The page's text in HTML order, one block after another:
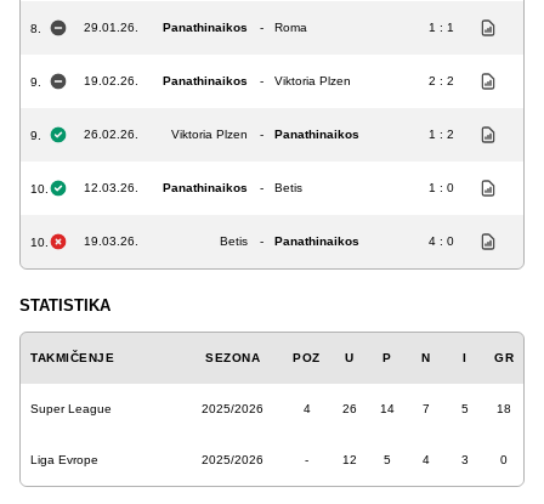
8. 29.01.26. Panathinaikos - Roma 1 : 1
9. 19.02.26. Panathinaikos - Viktoria Plzen 2 : 2
9. 26.02.26. Viktoria Plzen - Panathinaikos 1 : 2
10. 12.03.26. Panathinaikos - Betis 1 : 0
10. 19.03.26. Betis - Panathinaikos 4 : 0
STATISTIKA
TAKMIČENJE SEZONA POZ U P N I GR
Super League 2025/2026 4 26 14 7 5 18
Liga Evrope 2025/2026 - 12 5 4 3 0